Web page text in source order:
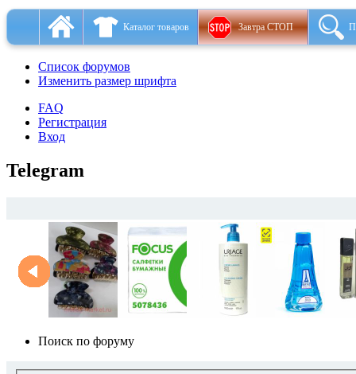
Каталог товаров Завтра СТОП
Список форумов
Изменить размер шрифта
FAQ
Регистрация
Вход
Telegram
Поиск по форуму